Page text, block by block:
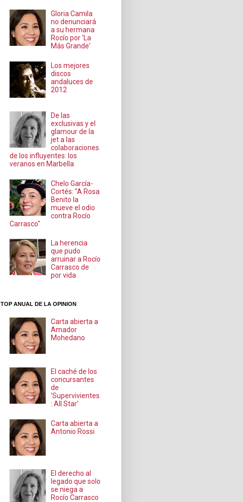
Gloria Camila
no denunciará
a su hermana
Rocío por 'La
Más Grande'
Los mejores
discos
andaluces de
2012
De las
exclusivas y el
glamour de la
jet a las
colaboraciones
de los influyentes: los
veranos en Marbella
Chelo García-
Cortés: "A Rosa
Benito la
mueve el odio
contra Rocío
Carrasco"
La herencia
que pudo
arruinar a Rocío
Carrasco de
por vida
TOP ANUAL DE LA OPINION
Carta abierta a
Amador
Mohedano
El caché de los
concursantes
de
‘Supervivientes
: All Star’
Carta abierta a
Antonio Rossi
El derecho al
legado que solo
se niega a
Rocío Carrasco